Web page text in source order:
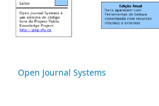
Open Journal Systems